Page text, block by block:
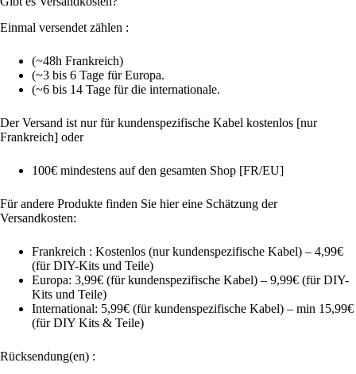
Einmal versendet zählen :
(~48h Frankreich)
(~3 bis 6 Tage für Europa.
(~6 bis 14 Tage für die internationale.
Der Versand ist nur für kundenspezifische Kabel kostenlos [nur
Frankreich] oder
100€ mindestens auf den gesamten Shop [FR/EU]
Für andere Produkte finden Sie hier eine Schätzung der
Versandkosten:
Frankreich : Kostenlos (nur kundenspezifische Kabel) – 4,99€
(für DIY-Kits und Teile)
Europa: 3,99€ (für kundenspezifische Kabel) – 9,99€ (für DIY-
Kits und Teile)
International: 5,99€ (für kundenspezifische Kabel) – min 15,99€
(für DIY Kits & Teile)
Rücksendung(en) :